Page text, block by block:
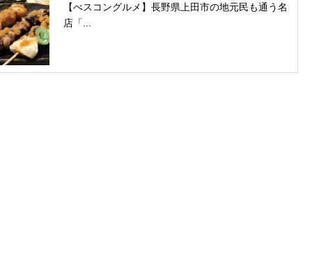
【べスコングルメ】長野県上田市の地元民も通う名
店「...